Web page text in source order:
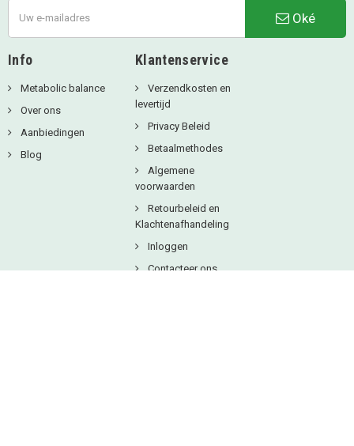
Oké
Info
Metabolic balance
Over ons
Aanbiedingen
Blog
Klantenservice
Verzendkosten en
levertijd
Privacy Beleid
Betaalmethodes
Algemene
voorwaarden
Retourbeleid en
Klachtenafhandeling
Inloggen
Contacteer ons